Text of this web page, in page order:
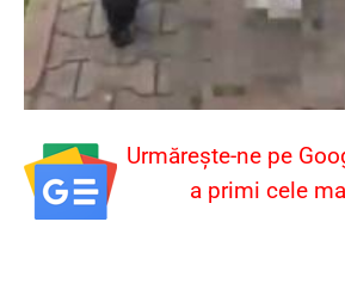
Urmărește-ne pe
a primi cele